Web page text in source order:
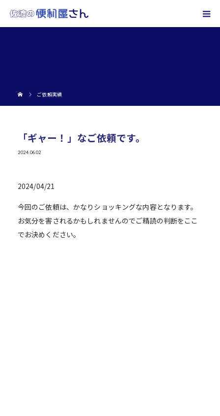
ご依頼実績
「ギャー！」なご依頼です。
2024.06.02
2024/04/21
今回のご依頼は、かなりショッキングな内容となります。
お気分を害されるかもしれませんのでご精読の判断をここ
でお決めください。